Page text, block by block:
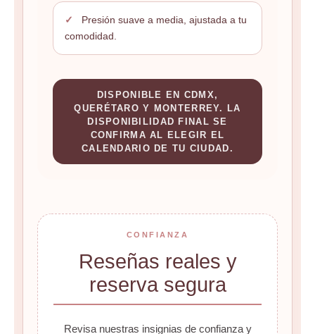
✓
Presión suave a media, ajustada a tu
comodidad.
DISPONIBLE EN CDMX,
QUERÉTARO Y MONTERREY. LA
DISPONIBILIDAD FINAL SE
CONFIRMA AL ELEGIR EL
CALENDARIO DE TU CIUDAD.
CONFIANZA
Reseñas reales y
reserva segura
Revisa nuestras insignias de confianza y